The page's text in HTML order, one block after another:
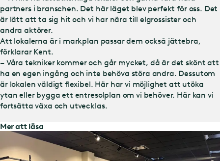
partners i branschen. Det här läget blev perfekt för oss. Det
är lätt att ta sig hit och vi har nära till elgrossister och
andra aktörer.
Att lokalerna är i markplan passar dem också jättebra,
förklarar Kent.
– Våra tekniker kommer och går mycket, då är det skönt att
ha en egen ingång och inte behöva störa andra. Dessutom
är lokalen väldigt flexibel. Här har vi möjlighet att utöka
ytan eller bygga ett entresolplan om vi behöver. Här kan vi
fortsätta växa och utvecklas.
Mer att läsa